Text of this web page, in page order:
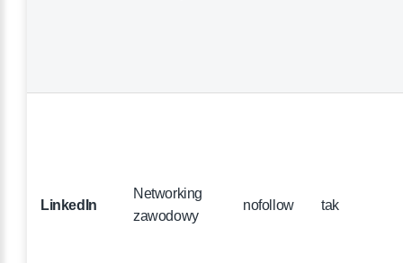
LinkedIn
Networking
zawodowy
nofollow tak